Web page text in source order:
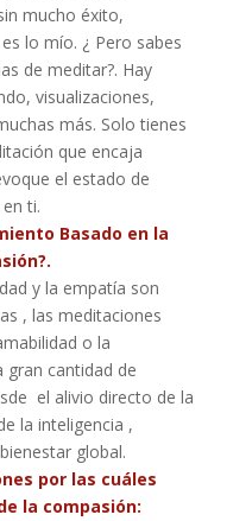
mucho éxito,
lo mío. ¿ Pero sabes
de meditar?. Hay
visualizaciones,
más. Solo tienes
que encaja
el estado de
ti.
Basado en la
y la empatía son
, las meditaciones
o la
gran cantidad de
el alivio directo de la
la inteligencia ,
global.
por las cuáles
la compasión: